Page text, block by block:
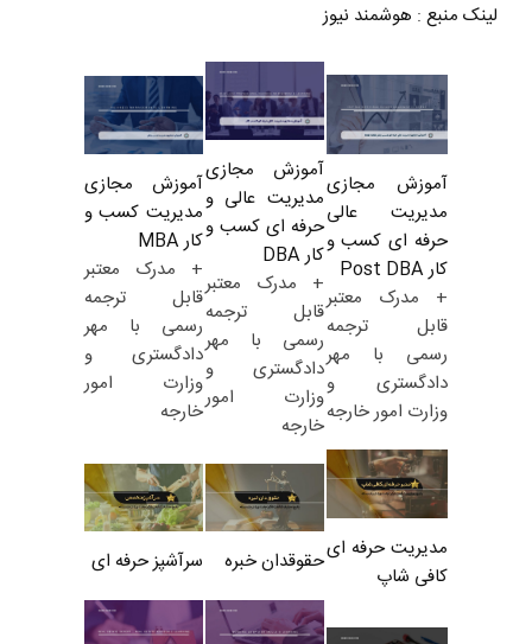
لینک منبع : هوشمند نیوز
آموزش مجازی
مدیریت عالی
حرفه ای کسب و
کار Post DBA
+ مدرک معتبر
قابل ترجمه
رسمی با مهر
دادگستری و
وزارت امور خارجه
آموزش مجازی
مدیریت عالی و
حرفه ای کسب و
کار DBA
+ مدرک معتبر
قابل ترجمه
رسمی با مهر
دادگستری و
وزارت امور
خارجه
آموزش مجازی
مدیریت کسب و
کار MBA
+ مدرک معتبر
قابل ترجمه
رسمی با مهر
دادگستری و
وزارت امور
خارجه
مدیریت حرفه ای
کافی شاپ
حقوقدان خبره سرآشپز حرفه ای